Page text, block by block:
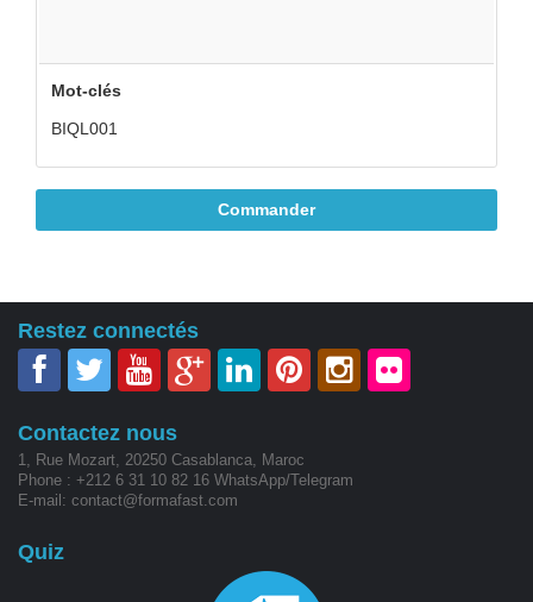
Mot-clés
BIQL001
Commander
Restez connectés
Contactez nous
1, Rue Mozart, 20250 Casablanca, Maroc
Phone : +212 6 31 10 82 16 WhatsApp/Telegram
E-mail: contact@formafast.com
Quiz